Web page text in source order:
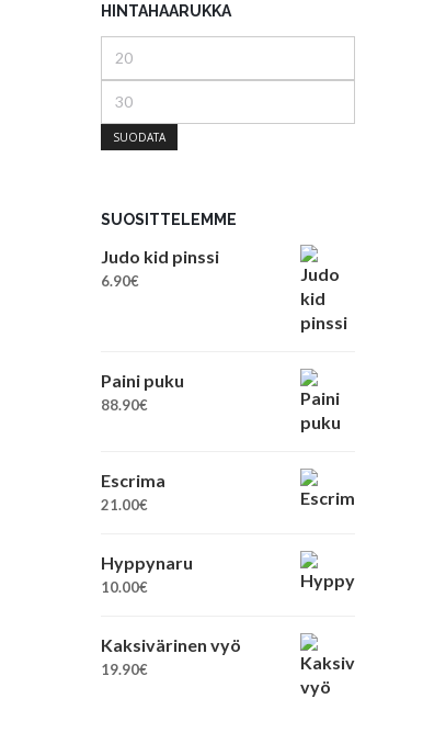
HINTAHAARUKKA
SUODATA
SUOSITTELEMME
Judo kid pinssi
6.90€
Paini puku
88.90€
Escrima
21.00€
Hyppynaru
10.00€
Kaksivärinen vyö
19.90€